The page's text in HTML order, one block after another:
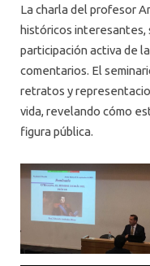
La charla del profesor
históricos interesantes,
participación activa de
comentarios. El
retratos y
vida, revelando cómo
figura pública.